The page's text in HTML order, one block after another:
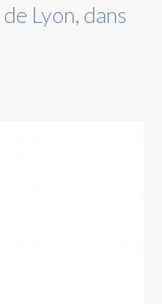
Lyon, dans